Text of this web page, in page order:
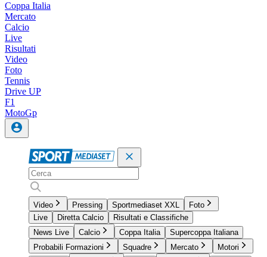
Coppa Italia
Mercato
Calcio
Live
Risultati
Video
Foto
Tennis
Drive UP
F1
MotoGp
Video Pressing Sportmediaset XXL
Foto
Live
Diretta Calcio
Risultati e Classifiche
News Live
Calcio Coppa Italia
Supercoppa Italiana
Probabili Formazioni
Squadre Mercato
Motori